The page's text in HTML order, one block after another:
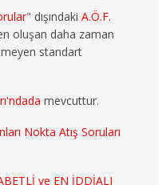
" dışındaki A.Ö.F.
oluşan daha zaman
standart
mevcuttur.
Nokta Atış Soruları
ve EN İDDİALI